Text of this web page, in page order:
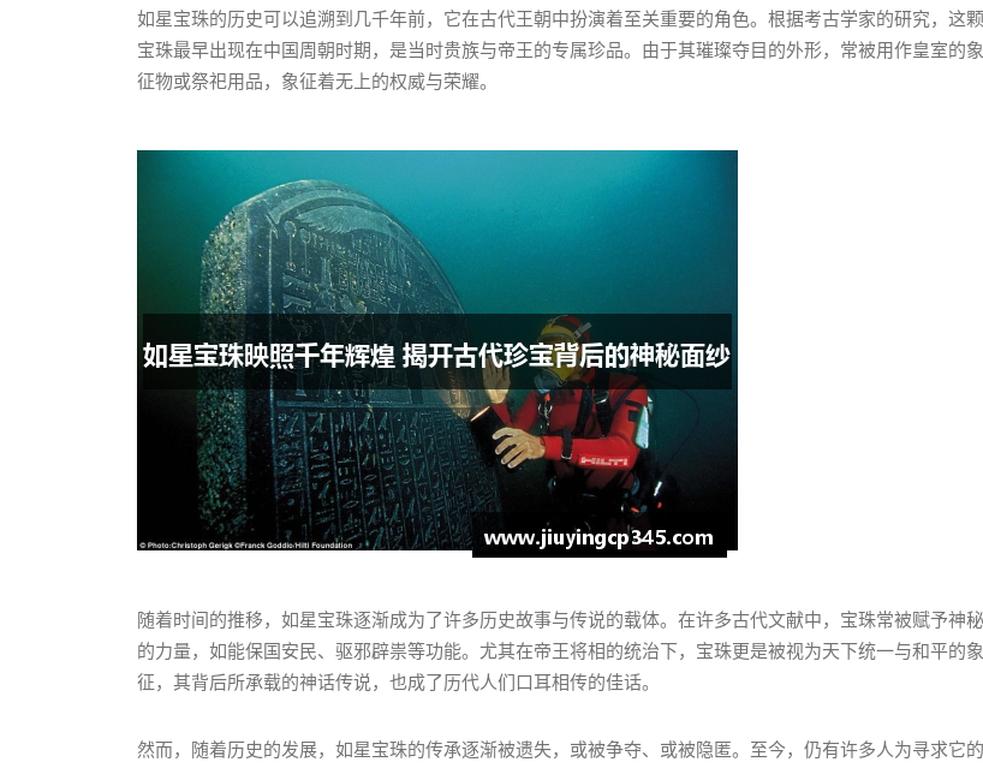
如星宝珠的历史可以追溯到几千年前，它在古代王朝中扮演着至关重要的角色。根据考古学家的研究，这颗
宝珠最早出现在中国周朝时期，是当时贵族与帝王的专属珍品。由于其璀璨夺目的外形，常被用作皇室的象
征物或祭祀用品，象征着无上的权威与荣耀。
随着时间的推移，如星宝珠逐渐成为了许多历史故事与传说的载体。在许多古代文献中，宝珠常被赋予神秘
的力量，如能保国安民、驱邪辟祟等功能。尤其在帝王将相的统治下，宝珠更是被视为天下统一与和平的象
征，其背后所承载的神话传说，也成了历代人们口耳相传的佳话。
然而，随着历史的发展，如星宝珠的传承逐渐被遗失，或被争夺、或被隐匿。至今，仍有许多人为寻求它的